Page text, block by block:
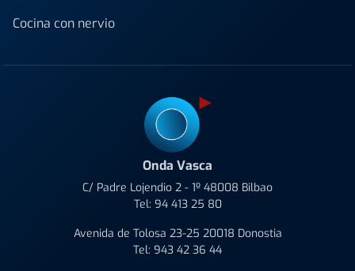
Cocina con nervio
Onda Vasca
C/ Padre Lojendio 2 - 1º 48008 Bilbao
Tel: 94 413 25 80
Avenida de Tolosa 23-25 20018 Donostia
Tel: 943 42 36 44